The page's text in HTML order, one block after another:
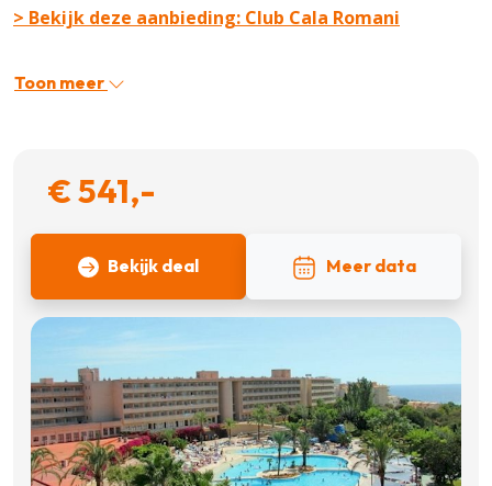
> Bekijk deze aanbieding: Club Cala Romani
Toon meer
€ 541,-
Bekijk deal Meer data